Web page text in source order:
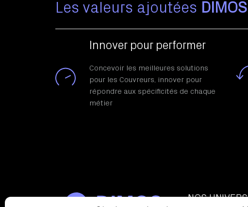
Les valeurs ajoutées DIMOS
Innover pour performer
Concevoir les meilleures solutions
pour les Couvreurs, innover pour
répondre aux spécificités de chaque
métier
NOS UNIVERS